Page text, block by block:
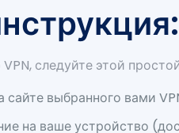
следуйте этой
сайте выбранного вами
на ваше устройство